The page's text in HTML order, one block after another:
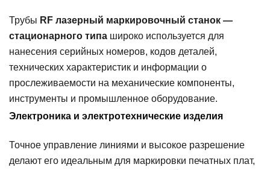
Трубы RF лазерный маркировочный станок —
стационарного типа широко используется для
нанесения серийных номеров, кодов деталей,
технических характеристик и информации о
прослеживаемости на механические компоненты,
инструменты и промышленное оборудование.
Электроника и электротехнические изделия
Точное управление линиями и высокое разрешение
делают его идеальным для маркировки печатных плат,